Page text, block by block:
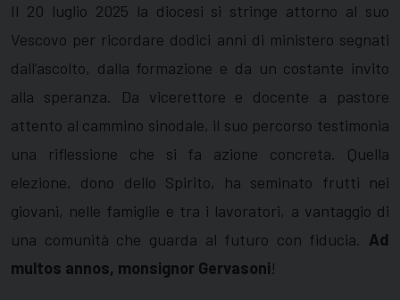
Il 20 luglio 2025 la diocesi si stringe attorno al suo
Vescovo per ricordare dodici anni di ministero segnati
dall’ascolto, dalla formazione e da un costante invito
alla speranza. Da vicerettore e docente a pastore
attento al cammino sinodale, il suo percorso testimonia
una riflessione che si fa azione concreta. Quella
elezione, dono dello Spirito, ha seminato frutti nei
giovani, nelle famiglie e tra i lavoratori, a vantaggio di
una comunità che guarda al futuro con fiducia. Ad
multos annos, monsignor Gervasoni!